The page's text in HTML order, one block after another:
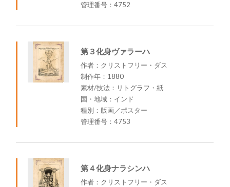
管理番号：4752
第３化身ヴァラーハ
作者：クリストフリー・ダス
制作年：1880
素材/技法：リトグラフ・紙
国・地域：インド
種別：版画／ポスター
管理番号：4753
第４化身ナラシンハ
作者：クリストフリー・ダス